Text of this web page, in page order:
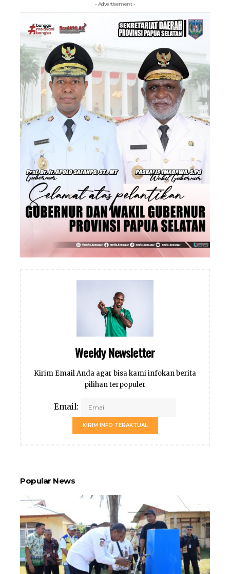
- Advertisement -
Weekly Newsletter
Kirim Email Anda agar bisa kami infokan berita
pilihan terpopuler
Email:
KIRIM INFO TERAKTUAL
Popular News